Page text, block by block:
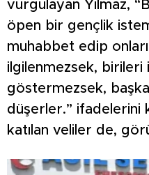
vurgulayan Yılmaz,
öpen bir gençlik
muhabbet edip
ilgilenmezsek, birileri
göstermezsek,
düşerler.” ifadelerini
katılan veliler de,